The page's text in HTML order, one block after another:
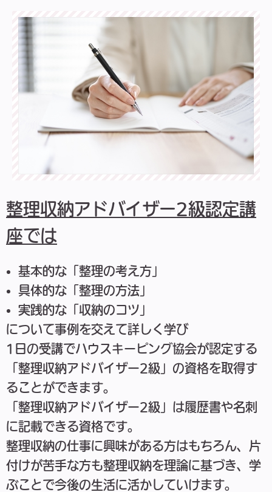
整理収納アドバイザー2級認定講
座では
基本的な「整理の考え方」
具体的な「整理の方法」
実践的な「収納のコツ」
について事例を交えて詳しく学び
1日の受講でハウスキーピング協会が認定する
「整理収納アドバイザー2級」の資格を取得す
ることができます。
「整理収納アドバイザー2級」は履歴書や名刺
に記載できる資格です。
整理収納の仕事に興味がある方はもちろん、片
付けが苦手な方も整理収納を理論に基づき、学
ぶことで今後の生活に活かしていけます。